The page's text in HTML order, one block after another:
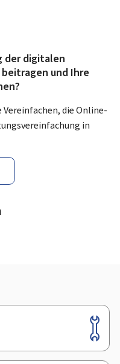
der digitalen
und Ihre
Vereinfachen, die Online-
in